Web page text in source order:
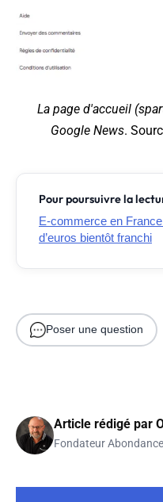
La page d'accueil
Google News.
Pour poursuivre la
E-commerce en
d’euros bientôt franchi
Poser une question
Article rédigé par
Fondateur Abondance